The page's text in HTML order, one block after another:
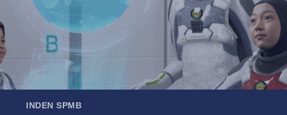
INDEN SPMB